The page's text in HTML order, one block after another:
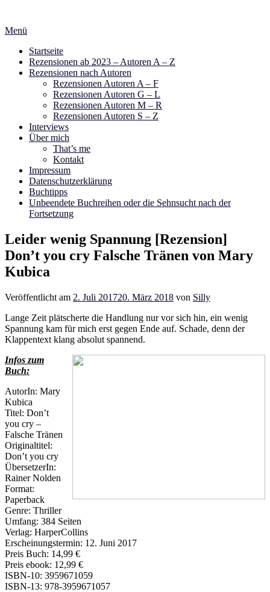
springen
Menü
Startseite
Rezensionen ab 2023 – Autoren A – Z
Rezensionen nach Autoren
Rezensionen Autoren A – F
Rezensionen Autoren G – L
Rezensionen Autoren M – R
Rezensionen Autoren S – Z
Interviews
Über mich
That’s me
Kontakt
Impressum
Datenschutzerklärung
Buchtipps
Unbeendete Buchreihen oder die Sehnsucht nach der
Fortsetzung
Leider wenig Spannung [Rezension]
Don’t you cry Falsche Tränen von Mary
Kubica
Veröffentlicht am 2. Juli 201720. März 2018 von Silly
Lange Zeit plätscherte die Handlung nur vor sich hin, ein wenig
Spannung kam für mich erst gegen Ende auf. Schade, denn der
Klappentext klang absolut spannend.
Infos zum
Buch:
AutorIn: Mary
Kubica
Titel: Don’t
you cry –
Falsche Tränen
Originaltitel:
Don’t you cry
ÜbersetzerIn:
Rainer Nolden
Format:
Paperback
Genre: Thriller
Umfang: 384 Seiten
Verlag: HarperCollins
Erscheinungstermin: 12. Juni 2017
Preis Buch: 14,99 €
Preis ebook: 12,99 €
ISBN-10: 3959671059
ISBN-13: 978-3959671057